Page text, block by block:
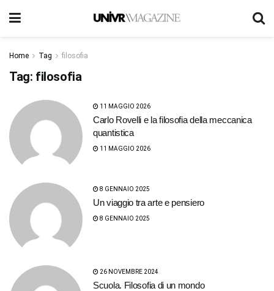
Home Tag filosofia
Tag: filosofia
11 MAGGIO 2026
Carlo Rovelli e la filosofia della meccanica
quantistica
11 MAGGIO 2026
8 GENNAIO 2025
Un viaggio tra arte e pensiero
8 GENNAIO 2025
26 NOVEMBRE 2024
Scuola. Filosofia di un mondo